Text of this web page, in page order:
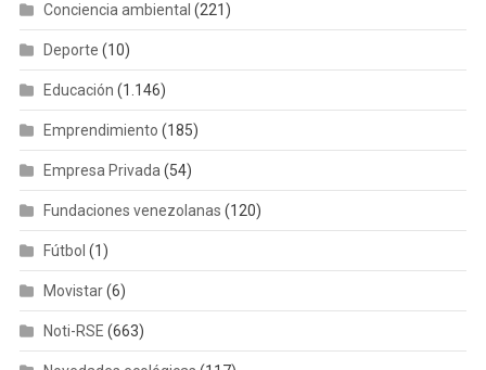
Conciencia ambiental (221)
Deporte (10)
Educación (1.146)
Emprendimiento (185)
Empresa Privada(54)
Fundaciones venezolanas (120)
Fútbol (1)
Movistar(6)
Noti-RSE (663)